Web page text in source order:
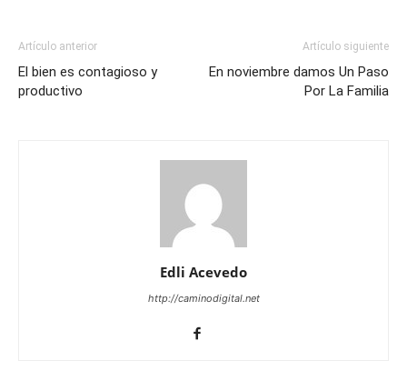
Artículo anterior
El bien es contagioso y
productivo
Artículo siguiente
En noviembre damos Un Paso
Por La Familia
Edli Acevedo
http://caminodigital.net